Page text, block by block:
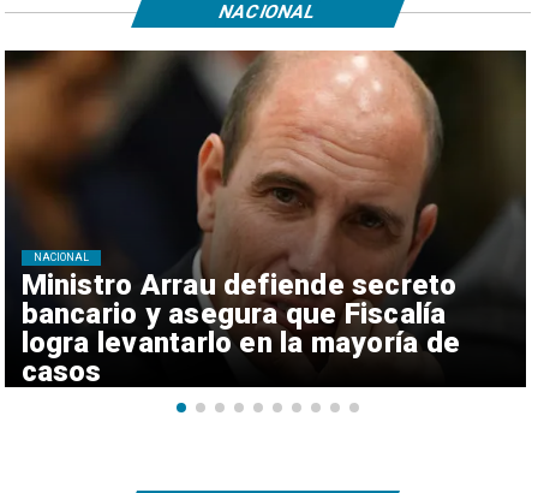
Ministro Arrau defiende secreto
bancario y asegura que Fiscalía
logra levantarlo en la mayoría de
casos
NACIONAL
NACIONAL